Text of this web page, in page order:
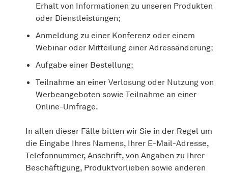
Erhalt von Informationen zu unseren Produkten
oder Dienstleistungen;
Anmeldung zu einer Konferenz oder einem
Webinar oder Mitteilung einer Adressänderung;
Aufgabe einer Bestellung;
Teilnahme an einer Verlosung oder Nutzung von
Werbeangeboten sowie Teilnahme an einer
Online-Umfrage.
In allen dieser Fälle bitten wir Sie in der Regel um
die Eingabe Ihres Namens, Ihrer E-Mail-Adresse,
Telefonnummer, Anschrift, von Angaben zu Ihrer
Beschäftigung, Produktvorlieben sowie anderen